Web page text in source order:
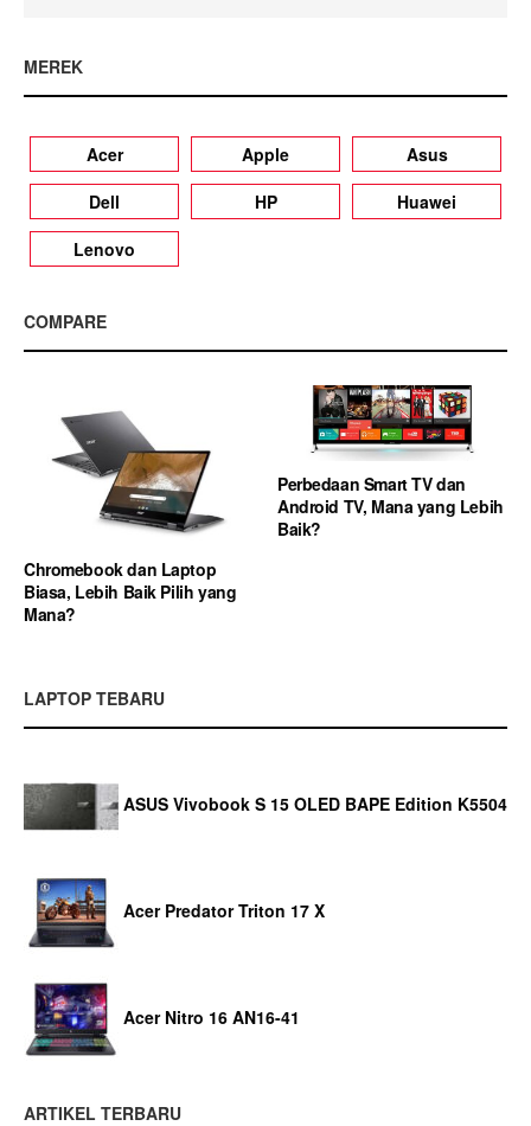
MEREK
Acer Apple
Asus
Dell
HP
Huawei
Lenovo
COMPARE
Chromebook dan Laptop
Biasa, Lebih Baik Pilih yang
Mana?
Perbedaan Smart TV dan
Android TV, Mana yang Lebih
Baik?
LAPTOP TEBARU
ASUS Vivobook S 15 OLED BAPE Edition K5504
Acer Predator Triton 17 X
Acer Nitro 16 AN16-41
ARTIKEL TERBARU